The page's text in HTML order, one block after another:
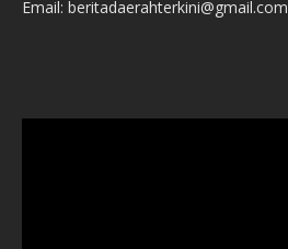
Email: beritadaerahterkini@gmail.com